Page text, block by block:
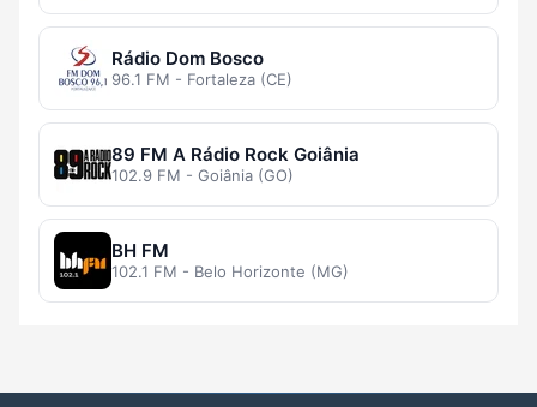
Rádio Dom Bosco
96.1 FM - Fortaleza (CE)
89 FM A Rádio Rock Goiânia
102.9 FM - Goiânia (GO)
BH FM
102.1 FM - Belo Horizonte (MG)